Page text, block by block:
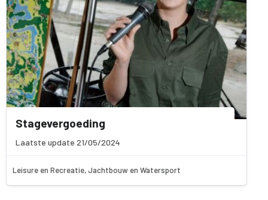
Stagevergoeding
Laatste update 21/05/2024
Leisure en Recreatie, Jachtbouw en Watersport